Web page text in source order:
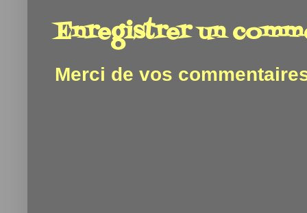
Enregistrer un
Merci de vos